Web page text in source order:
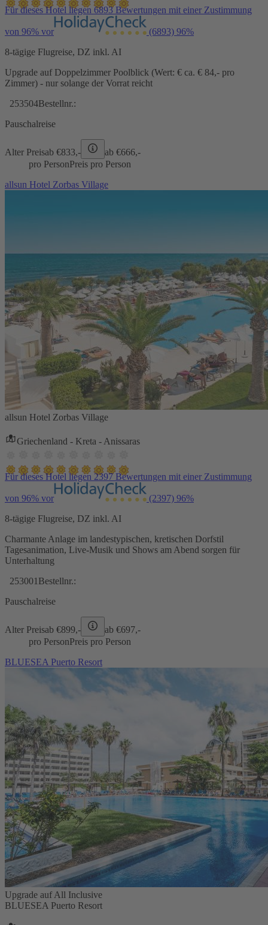
Für dieses Hotel liegen 6893 Bewertungen mit einer Zustimmung
von 96% vor (6893) 96%
8-tägige Flugreise, DZ inkl. AI
Upgrade auf Doppelzimmer Poolblick (Wert: € ca. € 84,- pro
Zimmer) - nur solange der Vorrat reicht
253504Bestellnr.:
Pauschalreise
Alter Preisab €833,- ab €666,-
pro PersonPreis pro Person
allsun Hotel Zorbas Village
allsun Hotel Zorbas Village
Griechenland - Kreta - Anissaras
Für dieses Hotel liegen 2397 Bewertungen mit einer Zustimmung
von 96% vor (2397) 96%
8-tägige Flugreise, DZ inkl. AI
Charmante Anlage im landestypischen, kretischen Dorfstil
Tagesanimation, Live-Musik und Shows am Abend sorgen für
Unterhaltung
253001 Bestellnr.:
Pauschalreise
Alter Preisab €899,- ab €697,-
pro PersonPreis pro Person
BLUESEA Puerto Resort
Upgrade auf All Inclusive
BLUESEA Puerto Resort